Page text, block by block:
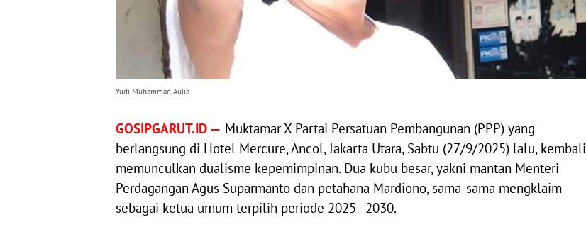
Yudi Muhammad Aulia.
GOSIPGARUT.ID — Muktamar X Partai Persatuan Pembangunan (PPP) yang
berlangsung di Hotel Mercure, Ancol, Jakarta Utara, Sabtu (27/9/2025) lalu, kembali
memunculkan dualisme kepemimpinan. Dua kubu besar, yakni mantan Menteri
Perdagangan Agus Suparmanto dan petahana Mardiono, sama-sama mengklaim
sebagai ketua umum terpilih periode 2025–2030.